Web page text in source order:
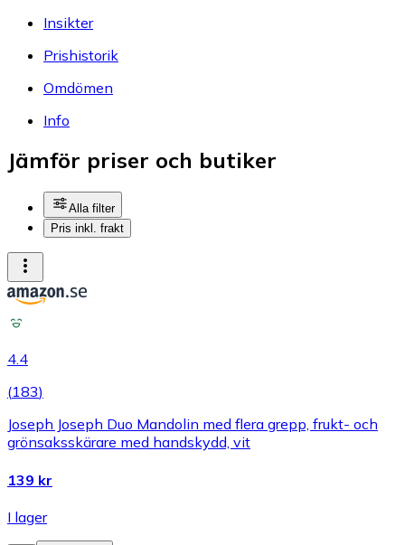
Insikter
Prishistorik
Omdömen
Info
Jämför priser och butiker
Alla filter
Pris inkl. frakt
4.4
(183)
Joseph Joseph Duo Mandolin med flera grepp, frukt- och
grönsaksskärare med handskydd, vit
139 kr
I lager